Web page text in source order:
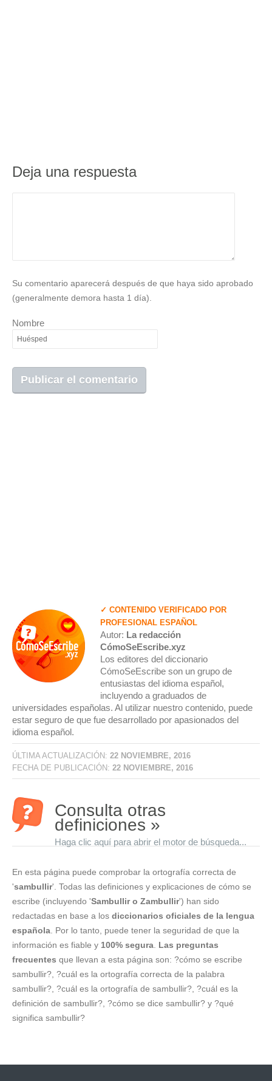
Deja una respuesta
Su comentario aparecerá después de que haya sido aprobado
(generalmente demora hasta 1 día).
Nombre
✓ CONTENIDO VERIFICADO POR
PROFESIONAL ESPAÑOL
Autor: La redacción
CómoSeEscribe.xyz
Los editores del diccionario
CómoSeEscribe son un grupo de
entusiastas del idioma español,
incluyendo a graduados de
universidades españolas. Al utilizar nuestro contenido, puede
estar seguro de que fue desarrollado por apasionados del
idioma español.
ÚLTIMA ACTUALIZACIÓN: 22 NOVIEMBRE, 2016
FECHA DE PUBLICACIÓN: 22 NOVIEMBRE, 2016
Consulta otras
definiciones »
Haga clic aquí para abrir el motor de búsqueda...
En esta página puede comprobar la ortografía correcta de
'sambullir'. Todas las definiciones y explicaciones de cómo se
escribe (incluyendo 'Sambullir o Zambullir') han sido
redactadas en base a los diccionarios oficiales de la lengua
española . Por lo tanto, puede tener la seguridad de que la
información es fiable y 100% segura Las preguntas
frecuentes que llevan a esta página son: ?cómo se escribe
sambullir?, ?cuál es la ortografía correcta de la palabra
sambullir?, ?cuál es la ortografía de sambullir?, ?cuál es la
definición de sambullir?, ?cómo se dice sambullir? y ?qué
significa sambullir?